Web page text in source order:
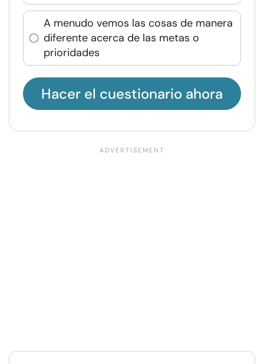
A menudo vemos las cosas de manera
diferente acerca de las metas o
prioridades
Hacer el cuestionario ahora